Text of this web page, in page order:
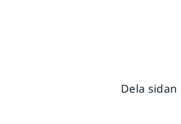
Dela sidan